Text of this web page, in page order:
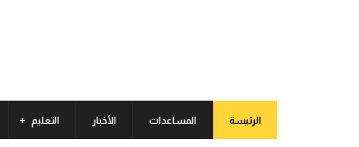
الرئيسة المساعدات الأخبار التعليم